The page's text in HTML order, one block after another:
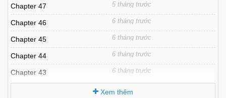
Chapter 47 5 tháng trước
Chapter 46 6 tháng trước
Chapter 45 6 tháng trước
Chapter 44 6 tháng trước
Chapter 43 6 tháng trước
Xem thêm